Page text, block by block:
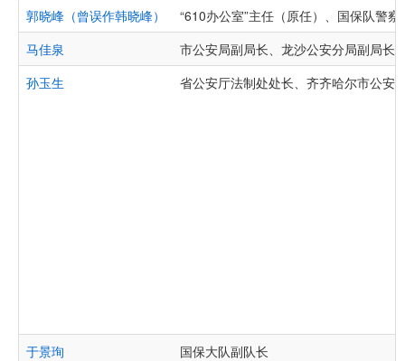
郭晓峰（曾误作韩晓峰）
“610办公室”主任（原任）、国保队警察
马佳泉
市公安局副局长、龙沙公安分局副局长
孙玉生
省公安厅法制处处长、齐齐哈尔市公安
于景珣
国保大队副队长